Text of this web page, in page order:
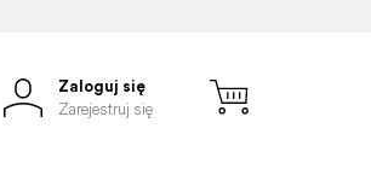
Zaloguj się
Zarejestruj się